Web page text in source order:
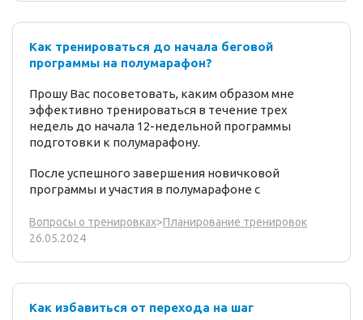
Как тренироваться до начала беговой
программы на полумарафон?
Прошу Вас посоветовать, каким образом мне
эффективно тренироваться в течение трех
недель до начала 12-недельной программы
подготовки к полумарафону.
После успешного завершения новичковой
программы и участия в полумарафоне с
Вопросы о тренировках>Планирование тренировок
26.05.2024
Как избавиться от перехода на шаг